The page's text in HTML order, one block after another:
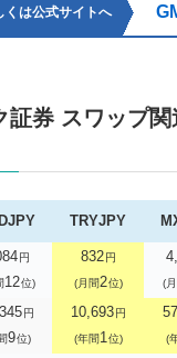
くは公式サイトへ
証券 スワップ
TRYJPY
円
12位)
832 円
(月間2位) (
円
9位)
10,693 円
(年間1位) (